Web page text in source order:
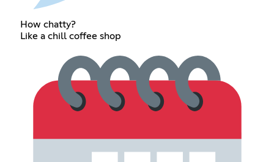
How chatty?
Like a chill coffee shop